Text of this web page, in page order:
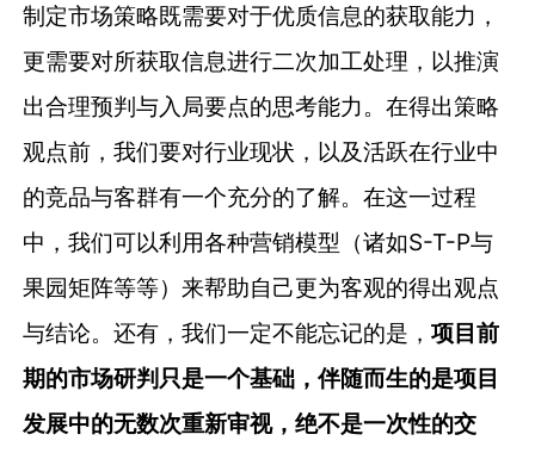
制定市场策略既需要对于优质信息的获取能力，
更需要对所获取信息进行二次加工处理，以推演
出合理预判与入局要点的思考能力。在得出策略
观点前，我们要对行业现状，以及活跃在行业中
的竞品与客群有一个充分的了解。在这一过程
中，我们可以利用各种营销模型（诸如S-T-P与
果园矩阵等等）来帮助自己更为客观的得出观点
与结论。还有，我们一定不能忘记的是，项目前
期的市场研判只是一个基础，伴随而生的是项目
发展中的无数次重新审视，绝不是一次性的交